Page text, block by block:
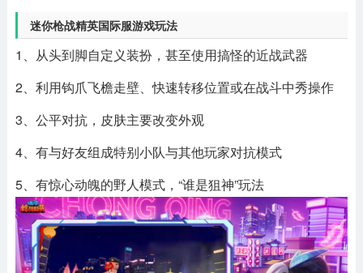
迷你枪战精英国际服游戏玩法
1、从头到脚自定义装扮，甚至使用搞怪的近战武器
2、利用钩爪飞檐走壁、快速转移位置或在战斗中秀操作
3、公平对抗，皮肤主要改变外观
4、有与好友组成特别小队与其他玩家对抗模式
5、有惊心动魄的野人模式，“谁是狙神”玩法